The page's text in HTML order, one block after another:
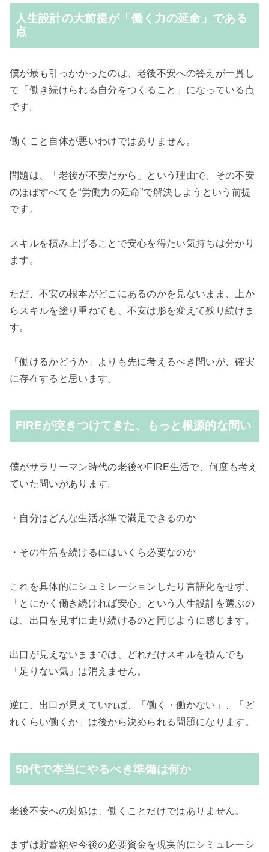
人生設計の大前提が「働く力の延命」である
点
僕が最も引っかかったのは、老後不安への答えが一貫し
て「働き続けられる自分をつくること」になっている点
です。
働くこと自体が悪いわけではありません。
問題は、「老後が不安だから」という理由で、その不安
のほぼすべてを“労働力の延命”で解決しようという前提
です。
スキルを積み上げることで安心を得たい気持ちは分かり
ます。
ただ、不安の根本がどこにあるのかを見ないまま、上か
らスキルを塗り重ねても、不安は形を変えて残り続けま
す。
「働けるかどうか」よりも先に考えるべき問いが、確実
に存在すると思います。
FIREが突きつけてきた、もっと根源的な問い
僕がサラリーマン時代の老後やFIRE生活で、何度も考え
ていた問いがあります。
・自分はどんな生活水準で満足できるのか
・その生活を続けるにはいくら必要なのか
これを具体的にシュミレーションしたり言語化をせず、
「とにかく働き続ければ安心」という人生設計を選ぶの
は、出口を見ずに走り続けるのと同じように感じます。
出口が見えないままでは、どれだけスキルを積んでも
「足りない気」は消えません。
逆に、出口が見えていれば、「働く・働かない」、「ど
れくらい働くか」は後から決められる問題になります。
50代で本当にやるべき準備は何か
老後不安への対処は、働くことだけではありません。
まずは貯蓄額や今後の必要資金を現実的にシミュレーシ